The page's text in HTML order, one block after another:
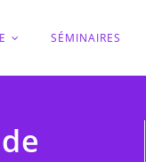
SÉMINAIRES